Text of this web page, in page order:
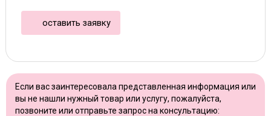
оставить заявку
Если вас заинтересовала представленная информация или
вы не нашли нужный товар или услугу, пожалуйста,
позвоните или отправьте запрос на консультацию: